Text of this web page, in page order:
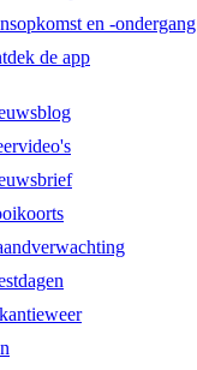
en -ondergang
de app